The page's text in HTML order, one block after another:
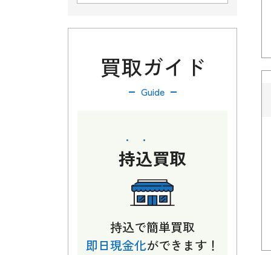
買取ガイド
Guide
持込買取
持込で簡単買取
即日現金化ができます！